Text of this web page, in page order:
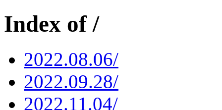
Index of /
2022.08.06/
2022.09.28/
2022.11.04/